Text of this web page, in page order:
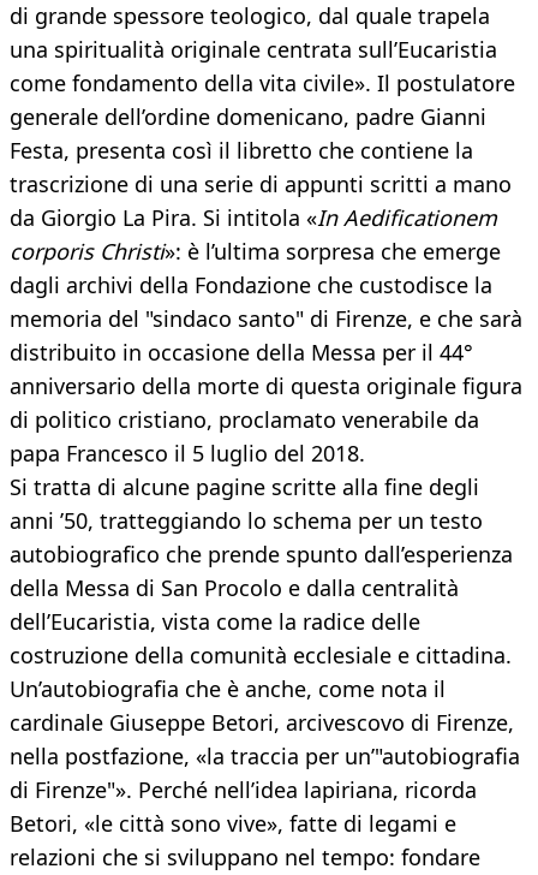
di grande spessore teologico, dal quale trapela
una spiritualità originale centrata sull’Eucaristia
come fondamento della vita civile». Il postulatore
generale dell’ordine domenicano, padre Gianni
Festa, presenta così il libretto che contiene la
trascrizione di una serie di appunti scritti a mano
da Giorgio La Pira. Si intitola «In Aedificationem
corporis Christi»: è l’ultima sorpresa che emerge
dagli archivi della Fondazione che custodisce la
memoria del "sindaco santo" di Firenze, e che sarà
distribuito in occasione della Messa per il 44°
anniversario della morte di questa originale figura
di politico cristiano, proclamato venerabile da
papa Francesco il 5 luglio del 2018.
Si tratta di alcune pagine scritte alla fine degli
anni ’50, tratteggiando lo schema per un testo
autobiografico che prende spunto dall’esperienza
della Messa di San Procolo e dalla centralità
dell’Eucaristia, vista come la radice delle
costruzione della comunità ecclesiale e cittadina.
Un’autobiografia che è anche, come nota il
cardinale Giuseppe Betori, arcivescovo di Firenze,
nella postfazione, «la traccia per un’"autobiografia
di Firenze"». Perché nell’idea lapiriana, ricorda
Betori, «le città sono vive», fatte di legami e
relazioni che si sviluppano nel tempo: fondare